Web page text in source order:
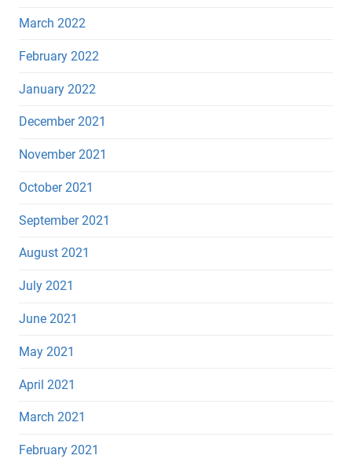
March 2022
February 2022
January 2022
December 2021
November 2021
October 2021
September 2021
August 2021
July 2021
June 2021
May 2021
April 2021
March 2021
February 2021